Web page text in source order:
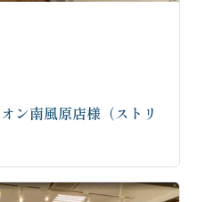
ン南風原店様（ストリ